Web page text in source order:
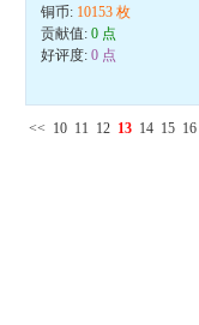
铜币: 10153 枚
贡献值:0 点
好评度:0 点
<< 10 11 12 13 14 15 16